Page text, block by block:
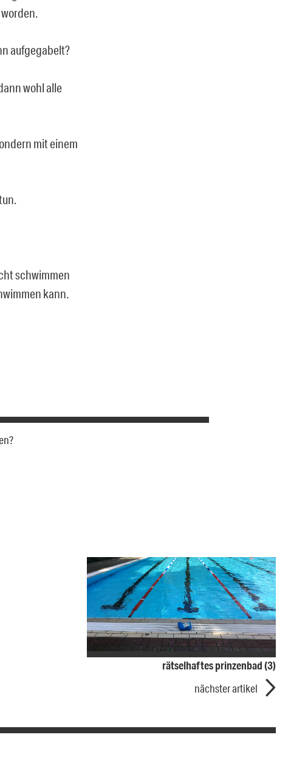
aufgegabelt?
wohl alle
mit einem
schwimmen
kann.
rätselhaftes prinzenbad (3)
nächster artikel